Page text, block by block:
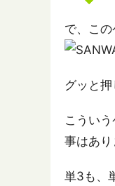
で、この
グッと
こうい
事はあり
単3も、